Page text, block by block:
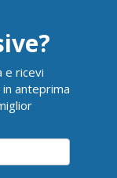
e ricevi
anteprima